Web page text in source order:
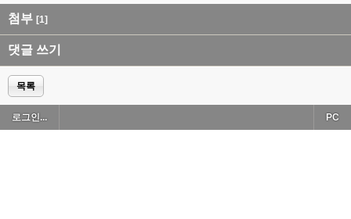
첨부 [1]
댓글 쓰기
목록
로그인... PC